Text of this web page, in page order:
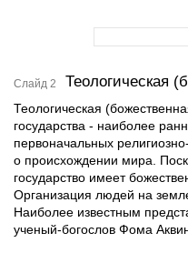
Слайд 2 Теологическая
Теологическая
государства - наиболее
первоначальных
о происхождении мира.
государство имеет
Организация людей на
Наиболее известным
ученый-богослов Фома